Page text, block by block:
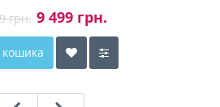
грн. 9 499 грн.